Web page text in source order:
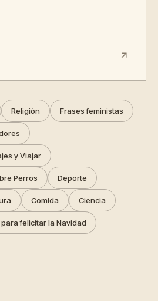
Religión Frases feministas
y Viajar
Perros Deporte
Comida Ciencia
felicitar la Navidad